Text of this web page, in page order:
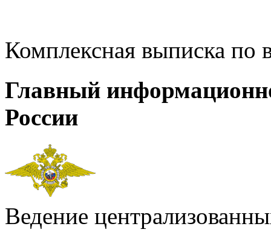
Комплексная выписка
Главный
России
Ведение